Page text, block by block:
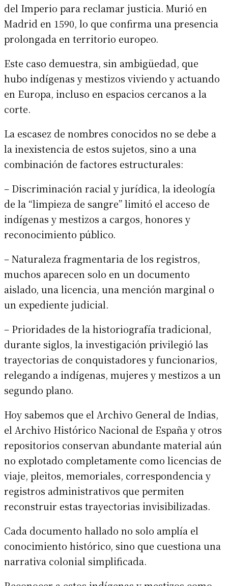
del Imperio para reclamar justicia. Murió en
Madrid en 1590, lo que confirma una presencia
prolongada en territorio europeo.
Este caso demuestra, sin ambigüedad, que
hubo indígenas y mestizos viviendo y actuando
en Europa, incluso en espacios cercanos a la
corte.
La escasez de nombres conocidos no se debe a
la inexistencia de estos sujetos, sino a una
combinación de factores estructurales:
– Discriminación racial y jurídica, la ideología
de la “limpieza de sangre” limitó el acceso de
indígenas y mestizos a cargos, honores y
reconocimiento público.
– Naturaleza fragmentaria de los registros,
muchos aparecen solo en un documento
aislado, una licencia, una mención marginal o
un expediente judicial.
– Prioridades de la historiografía tradicional,
durante siglos, la investigación privilegió las
trayectorias de conquistadores y funcionarios,
relegando a indígenas, mujeres y mestizos a un
segundo plano.
Hoy sabemos que el Archivo General de Indias,
el Archivo Histórico Nacional de España y otros
repositorios conservan abundante material aún
no explotado completamente como licencias de
viaje, pleitos, memoriales, correspondencia y
registros administrativos que permiten
reconstruir estas trayectorias invisibilizadas.
Cada documento hallado no solo amplía el
conocimiento histórico, sino que cuestiona una
narrativa colonial simplificada.